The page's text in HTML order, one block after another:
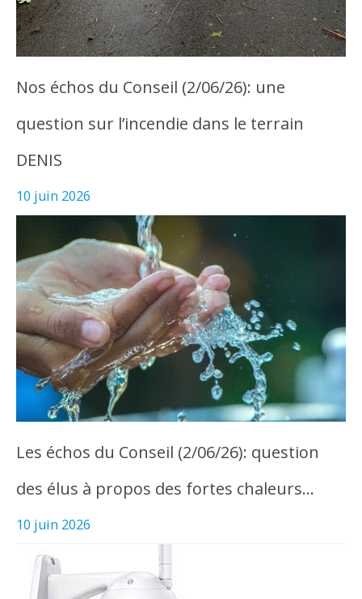
Nos échos du Conseil (2/06/26): une
question sur l’incendie dans le terrain
DENIS
10 juin 2026
Les échos du Conseil (2/06/26): question
des élus à propos des fortes chaleurs…
10 juin 2026